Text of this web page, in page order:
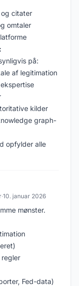
citater
omtaler
på:
af legitimation
kilder
graph-
opfylder alle
·10. januar 2026
mønster.
regler
Fed-data)